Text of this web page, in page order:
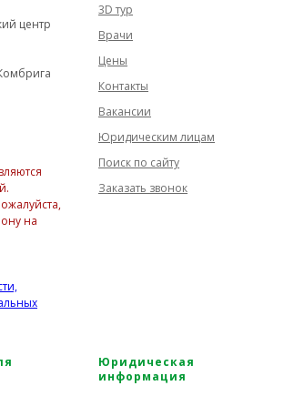
центр
на
3D тур
Врачи
Цены
Контакты
Вакансии
Юридическим лицам
Поиск по сайту
Заказать звонок
Юридическая
информация